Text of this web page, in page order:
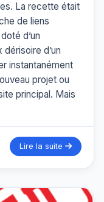
La recette était
de liens
d’un
d’un
instantanément
projet ou
principal. Mais
Lire la suite